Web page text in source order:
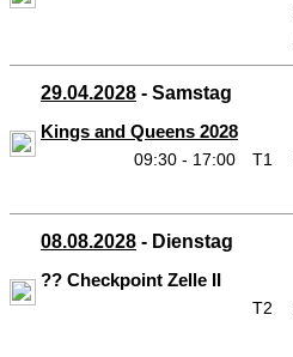
29.04.2028 - Samstag
Kings and Queens 2028
09:30 - 17:00 T1
08.08.2028 - Dienstag
?? Checkpoint Zelle II
T2